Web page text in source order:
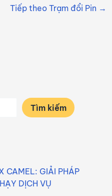
Tiếp theo Trạm đổi Pin →
Tìm kiếm
CAMEL: GIẢI PHÁP
DỊCH VỤ